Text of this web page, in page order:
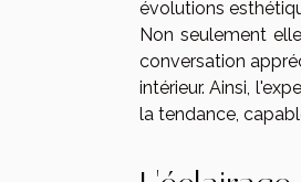
évolutions
Non seulement
conversation
intérieur. Ainsi,
la tendance,